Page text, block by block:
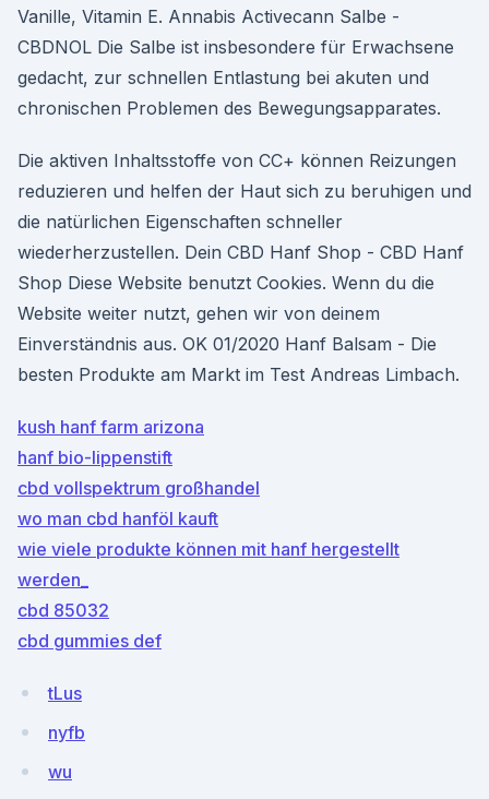
Vanille, Vitamin E. Annabis Activecann Salbe -
CBDNOL Die Salbe ist insbesondere für Erwachsene
gedacht, zur schnellen Entlastung bei akuten und
chronischen Problemen des Bewegungsapparates.
Die aktiven Inhaltsstoffe von CC+ können Reizungen
reduzieren und helfen der Haut sich zu beruhigen und
die natürlichen Eigenschaften schneller
wiederherzustellen. Dein CBD Hanf Shop - CBD Hanf
Shop Diese Website benutzt Cookies. Wenn du die
Website weiter nutzt, gehen wir von deinem
Einverständnis aus. OK 01/2020 Hanf Balsam - Die
besten Produkte am Markt im Test Andreas Limbach.
kush hanf farm arizona
hanf bio-lippenstift
cbd vollspektrum großhandel
wo man cbd hanföl kauft
wie viele produkte können mit hanf hergestellt
werden_
cbd 85032
cbd gummies def
tLus
nyfb
wu